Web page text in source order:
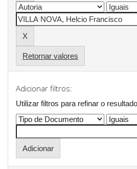
Retornar valores
Adicionar filtros:
Utilizar filtros para refinar o